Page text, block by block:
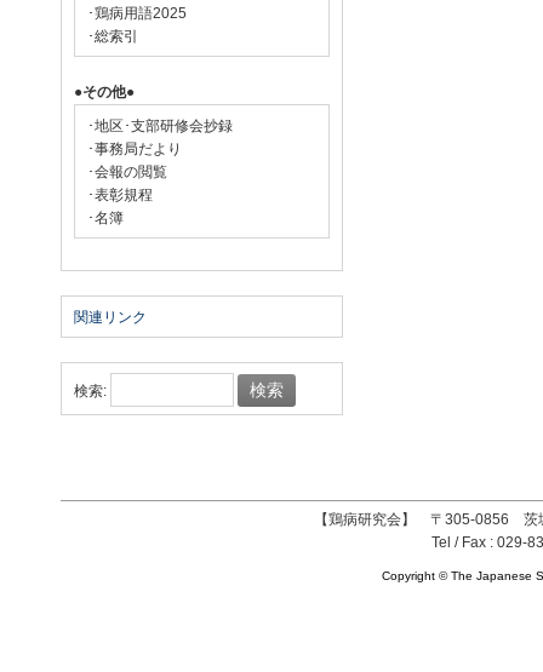
･鶏病用語2025
･総索引
●その他●
･地区･支部研修会抄録
･事務局だより
･会報の閲覧
･表彰規程
･名簿
関連リンク
検索:
【鶏病研究会】 〒305-0856 茨
Tel / Fax : 029-
Copyright © The Japanese